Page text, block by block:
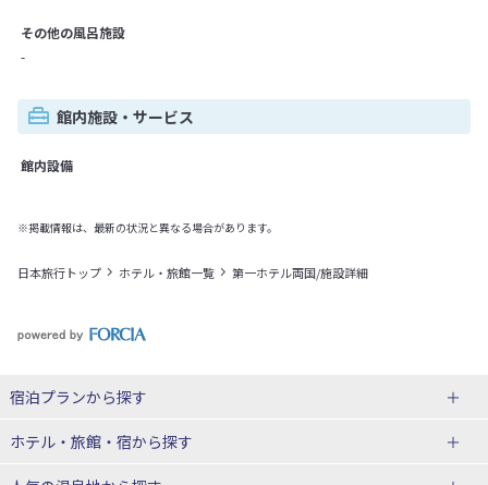
その他の風呂施設
-
館内施設・サービス
館内設備
※掲載情報は、最新の状況と異なる場合があります。
日本旅行トップ ホテル・旅館一覧 第一ホテル両国/施設詳細
宿泊プランから探す
北海道
ホテル・旅館・宿から探す